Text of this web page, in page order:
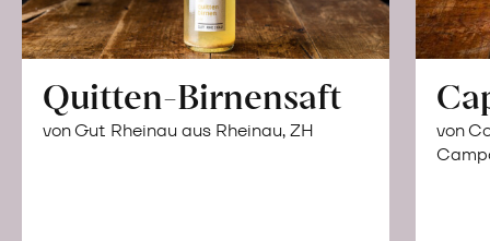
Quitten-Birnensaft
von Gut Rheinau aus Rheinau, ZH
von